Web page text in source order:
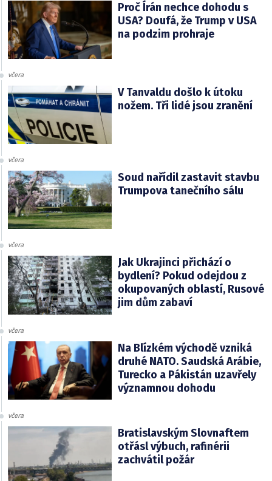
Proč Írán nechce dohodu s
USA? Doufá, že Trump v USA
na podzim prohraje
včera
V Tanvaldu došlo k útoku
nožem. Tři lidé jsou zranění
včera
Soud nařídil zastavit stavbu
Trumpova tanečního sálu
včera
Jak Ukrajinci přichází o
bydlení? Pokud odejdou z
okupovaných oblastí, Rusové
jim dům zabaví
včera
Na Blízkém východě vzniká
druhé NATO. Saudská Arábie,
Turecko a Pákistán uzavřely
významnou dohodu
včera
Bratislavským Slovnaftem
otřásl výbuch, rafinérii
zachvátil požár